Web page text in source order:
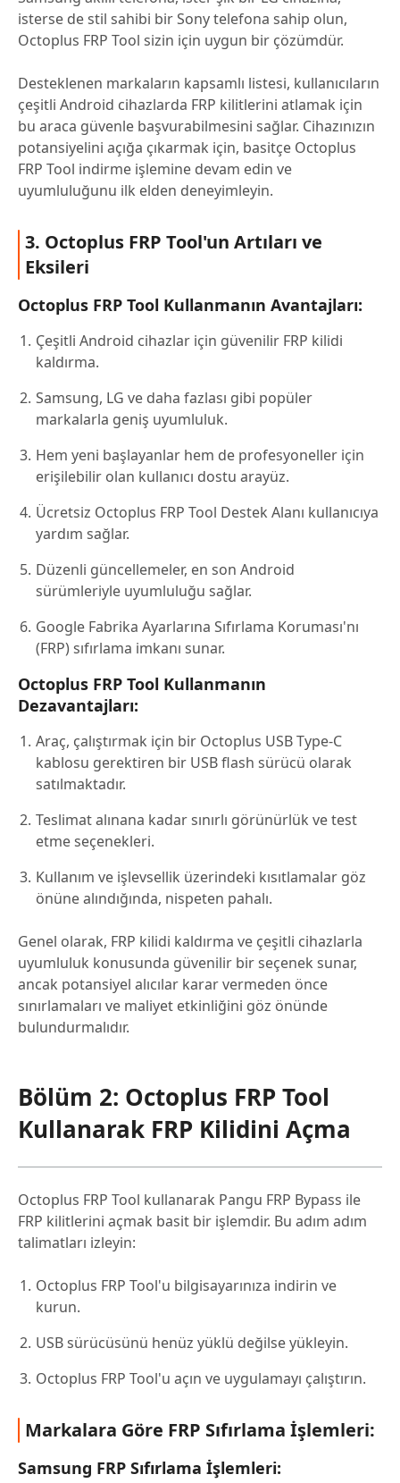
isterse de stil sahibi bir Sony telefona sahip olun,
Octoplus FRP Tool sizin için uygun bir çözümdür.
Desteklenen markaların kapsamlı listesi, kullanıcıların
çeşitli Android cihazlarda FRP kilitlerini atlamak için
bu araca güvenle başvurabilmesini sağlar. Cihazınızın
potansiyelini açığa çıkarmak için, basitçe Octoplus
FRP Tool indirme işlemine devam edin ve
uyumluluğunu ilk elden deneyimleyin.
3. Octoplus FRP Tool'un Artıları ve
Eksileri
Octoplus FRP Tool Kullanmanın Avantajları:
Çeşitli Android cihazlar için güvenilir FRP kilidi
kaldırma.
Samsung, LG ve daha fazlası gibi popüler
markalarla geniş uyumluluk.
Hem yeni başlayanlar hem de profesyoneller için
erişilebilir olan kullanıcı dostu arayüz.
Ücretsiz Octoplus FRP Tool Destek Alanı kullanıcıya
yardım sağlar.
Düzenli güncellemeler, en son Android
sürümleriyle uyumluluğu sağlar.
Google Fabrika Ayarlarına Sıfırlama Koruması'nı
(FRP) sıfırlama imkanı sunar.
Octoplus FRP Tool Kullanmanın
Dezavantajları:
Araç, çalıştırmak için bir Octoplus USB Type-C
kablosu gerektiren bir USB flash sürücü olarak
satılmaktadır.
Teslimat alınana kadar sınırlı görünürlük ve test
etme seçenekleri.
Kullanım ve işlevsellik üzerindeki kısıtlamalar göz
önüne alındığında, nispeten pahalı.
Genel olarak, FRP kilidi kaldırma ve çeşitli cihazlarla
uyumluluk konusunda güvenilir bir seçenek sunar,
ancak potansiyel alıcılar karar vermeden önce
sınırlamaları ve maliyet etkinliğini göz önünde
bulundurmalıdır.
Bölüm 2: Octoplus FRP Tool
Kullanarak FRP Kilidini Açma
Octoplus FRP Tool kullanarak Pangu FRP Bypass ile
FRP kilitlerini açmak basit bir işlemdir. Bu adım adım
talimatları izleyin:
Octoplus FRP Tool'u bilgisayarınıza indirin ve
kurun.
USB sürücüsünü henüz yüklü değilse yükleyin.
Octoplus FRP Tool'u açın ve uygulamayı çalıştırın.
Markalara Göre FRP Sıfırlama İşlemleri:
Samsung FRP Sıfırlama İşlemleri: